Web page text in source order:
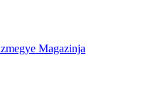
Magazinja